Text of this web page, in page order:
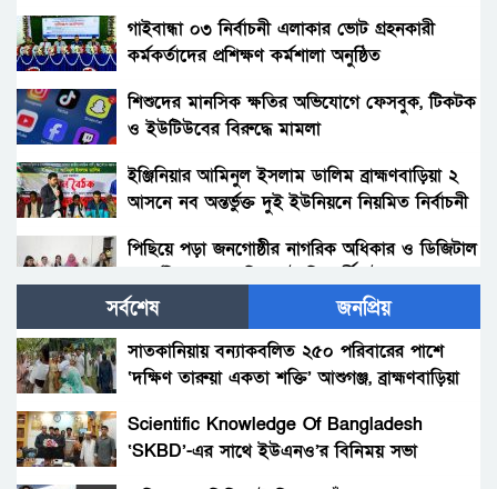
গাইবান্ধা ০৩ নির্বাচনী এলাকার ভোট গ্রহনকারী
কর্মকর্তাদের প্রশিক্ষণ কর্মশালা অনুষ্ঠিত
শিশুদের মানসিক ক্ষতির অভিযোগে ফেসবুক, টিকটক
ও ইউটিউবের বিরুদ্ধে মামলা
ইঞ্জিনিয়ার আমিনুল ইসলাম ডালিম ব্রাহ্মণবাড়িয়া ২
আসনে নব অন্তর্ভুক্ত দুই ইউনিয়নে নিয়মিত নির্বাচনী
পিছিয়ে পড়া জনগোষ্ঠীর নাগরিক অধিকার ও ডিজিটাল
সবজির বাজারে স্বস্তি, স্থিতিশীল মাছ ও মাংসের দাম
হয়রানি, মাহমুদুল কবির নয়ন ও বিপ্লবের শেষ
কোথায়?
সর্বশেষ জনপ্রিয়
সাতকানিয়ায় বন্যাকবলিত ২৫০ পরিবারের পাশে
‘দক্ষিণ তারুয়া একতা শক্তি’ আশুগঞ্জ, ব্রাহ্মণবাড়িয়া
Scientific Knowledge Of Bangladesh
‘SKBD’-এর সাথে ইউএনও’র বিনিময় সভা